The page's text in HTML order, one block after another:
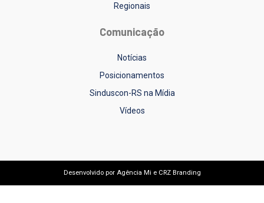
Regionais
Comunicação
Notícias
Posicionamentos
Sinduscon-RS na Mídia
Vídeos
Desenvolvido por Agência Mi e CRZ Branding